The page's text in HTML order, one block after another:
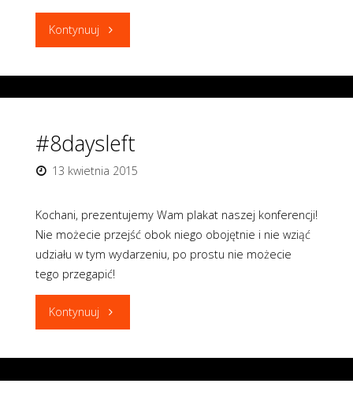
Kontynuuj "#6daysleft"
#8daysleft
13 kwietnia 2015
Kochani, prezentujemy Wam plakat naszej konferencji!
Nie możecie przejść obok niego obojętnie i nie wziąć
udziału w tym wydarzeniu, po prostu nie możecie
tego przegapić!
Kontynuuj "#8daysleft"